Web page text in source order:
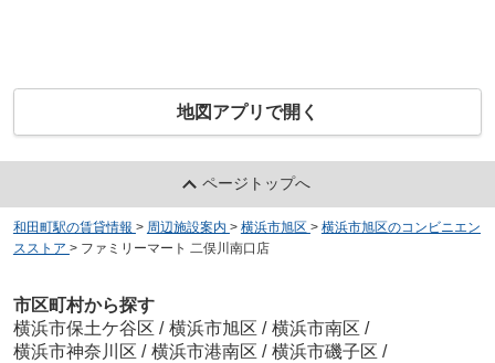
地図アプリで開く
ページトップへ
和田町駅の賃貸情報 > 周辺施設案内 > 横浜市旭区 > 横浜市旭区のコンビニエン
スストア > ファミリーマート 二俣川南口店
市区町村から探す
横浜市保土ケ谷区 / 横浜市旭区 / 横浜市南区 /
横浜市神奈川区 / 横浜市港南区 / 横浜市磯子区 /